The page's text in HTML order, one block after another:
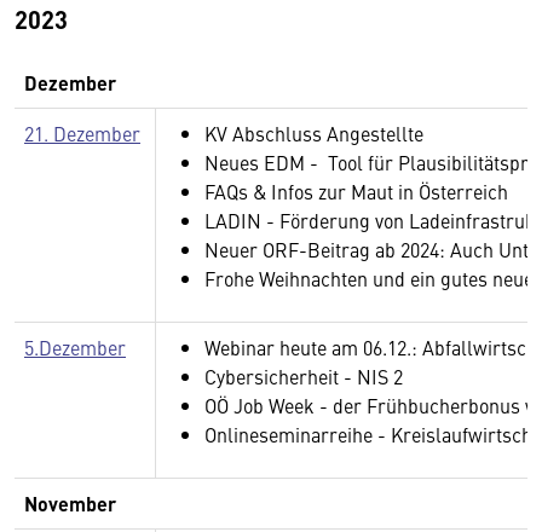
2023
Dezember
21. Dezember
KV Abschluss Angestellte
Neues EDM - Tool für
FAQs & Infos zur Maut in Österreich
LADIN - Förderung von
Neuer ORF-Beitrag ab 2024: Auch
Frohe Weihnachten und ein gutes
5.Dezember
Webinar heute am 06.12.:
Cybersicherheit - NIS 2
OÖ Job Week - der Frühbucherbonus
Onlineseminarreihe -
November